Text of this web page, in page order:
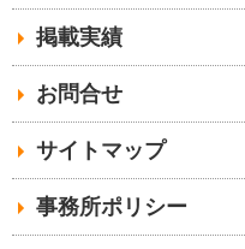
掲載実績
お問合せ
サイトマップ
事務所ポリシー